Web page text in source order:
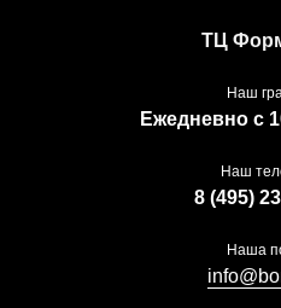
ТЦ
Наш
Ежедневно с
Наш
8 (495)
Наша